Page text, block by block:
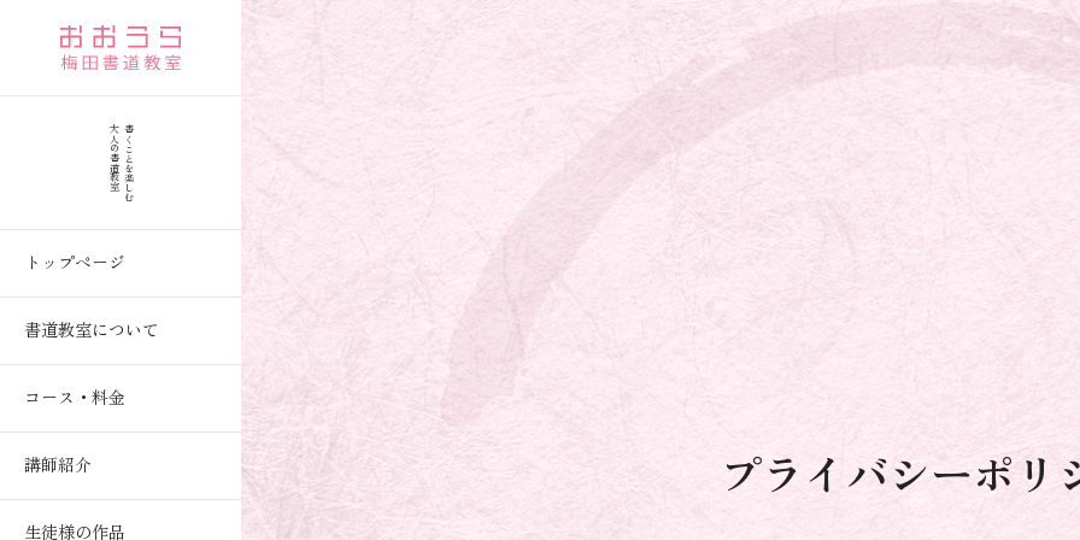
書くことを楽しむ
大人の書道教室
トップページ
書道教室について
コース・料金
講師紹介
生徒様の作品
プライバシーポリ